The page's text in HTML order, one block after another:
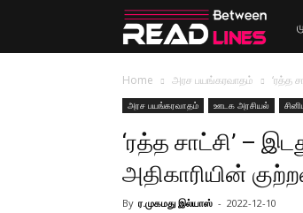
Home அரச பயங்கரவாதம் ‘ரத்த
அரச பயங்கரவாதம் ஊடக அரசியல்
‘ரத்த சாட்சி’ –
அதிகாரியின்
By ர.முகமது இல்யாஸ் - 2022-12-10